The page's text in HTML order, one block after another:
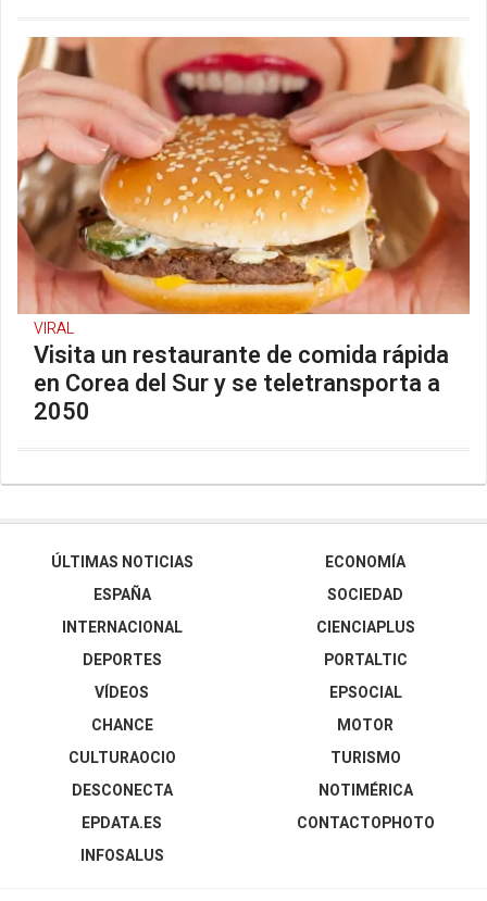
VIRAL
Visita un restaurante de comida rápida
en Corea del Sur y se teletransporta a
2050
ÚLTIMAS NOTICIAS
ESPAÑA
INTERNACIONAL
DEPORTES
VÍDEOS
ECONOMÍA
SOCIEDAD
CIENCIAPLUS
PORTALTIC
EPSOCIAL
CHANCE
CULTURAOCIO
DESCONECTA
EPDATA.ES
INFOSALUS
MOTOR
TURISMO
NOTIMÉRICA
CONTACTOPHOTO